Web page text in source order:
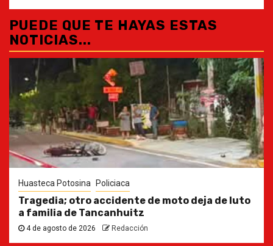
PUEDE QUE TE HAYAS ESTAS
NOTICIAS...
Huasteca Potosina Policiaca
Tragedia; otro accidente de moto deja de luto
a familia de Tancanhuitz
4 de agosto de 2026 Redacción